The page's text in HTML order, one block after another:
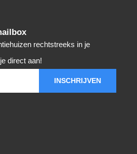
rechtstreeks in je
direct aan!
INSCHRIJVEN